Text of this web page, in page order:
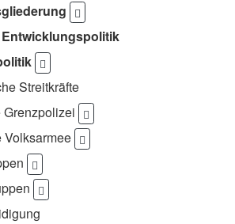
Streitkräfte
Grenzpolizei
Volksarmee